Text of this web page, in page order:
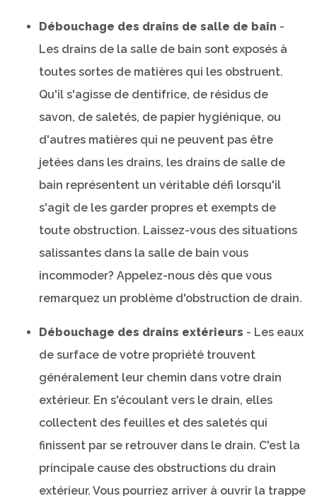
Débouchage des drains de salle de bain -
Les drains de la salle de bain sont exposés à
toutes sortes de matières qui les obstruent.
Qu'il s'agisse de dentifrice, de résidus de
savon, de saletés, de papier hygiénique, ou
d'autres matières qui ne peuvent pas être
jetées dans les drains, les drains de salle de
bain représentent un véritable défi lorsqu'il
s'agit de les garder propres et exempts de
toute obstruction. Laissez-vous des situations
salissantes dans la salle de bain vous
incommoder? Appelez-nous dès que vous
remarquez un problème d'obstruction de drain.
Débouchage des drains extérieurs - Les eaux
de surface de votre propriété trouvent
généralement leur chemin dans votre drain
extérieur. En s'écoulant vers le drain, elles
collectent des feuilles et des saletés qui
finissent par se retrouver dans le drain. C'est la
principale cause des obstructions du drain
extérieur. Vous pourriez arriver à ouvrir la trappe